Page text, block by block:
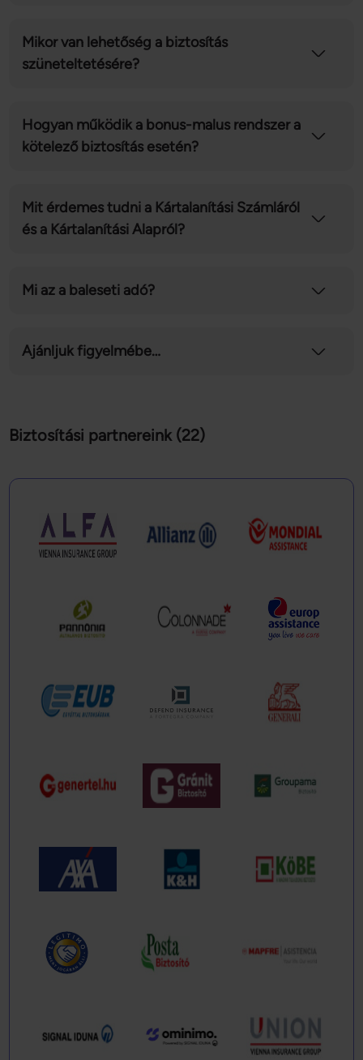
Mikor van lehetőség a biztosítás
szüneteltetésére?
Hogyan működik a bonus-malus rendszer a
kötelező biztosítás esetén?
Mit érdemes tudni a Kártalanítási Számláról
és a Kártalanítási Alapról?
Mi az a baleseti adó?
Ajánljuk figyelmébe…
Biztosítási partnereink (22)